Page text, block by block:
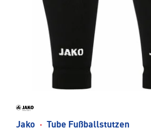
Jako · Tube Fußballstutzen